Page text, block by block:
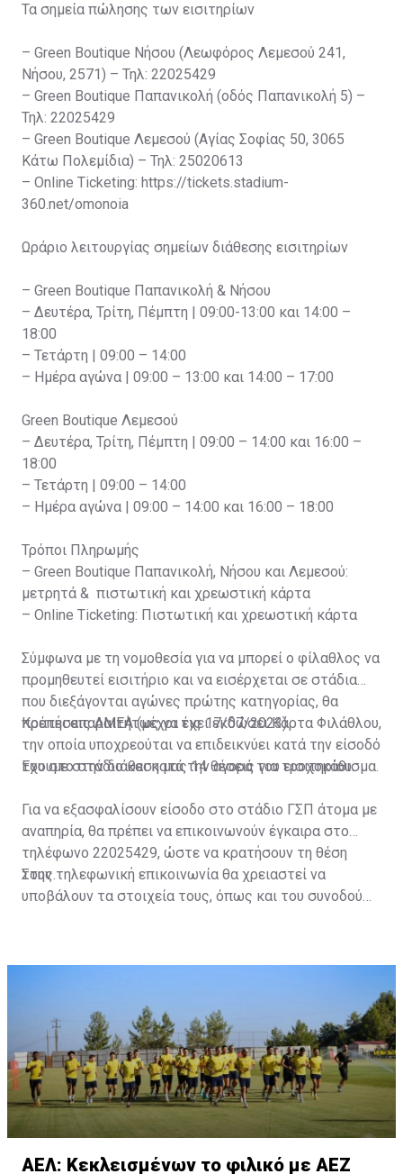
Τα σημεία πώλησης των εισιτηρίων
– Green Boutique Νήσου (Λεωφόρος Λεμεσού 241,
Νήσου, 2571) – Τηλ: 22025429
– Green Boutique Παπανικολή (οδός Παπανικολή 5) –
Τηλ: 22025429
– Green Boutique Λεμεσού (Αγίας Σοφίας 50, 3065
Κάτω Πολεμίδια) – Τηλ: 25020613
– Online Ticketing: https://tickets.stadium-
360.net/omonoia
Ωράριο λειτουργίας σημείων διάθεσης εισιτηρίων
– Green Boutique Παπανικολή & Νήσου
– Δευτέρα, Τρίτη, Πέμπτη | 09:00-13:00 και 14:00 –
18:00
– Τετάρτη | 09:00 – 14:00
– Ημέρα αγώνα | 09:00 – 13:00 και 14:00 – 17:00
Green Boutique Λεμεσού
– Δευτέρα, Τρίτη, Πέμπτη | 09:00 – 14:00 και 16:00 –
18:00
– Τετάρτη | 09:00 – 14:00
– Ημέρα αγώνα | 09:00 – 14:00 και 16:00 – 18:00
Τρόποι Πληρωμής
– Green Boutique Παπανικολή, Νήσου και Λεμεσού:
μετρητά & πιστωτική και χρεωστική κάρτα
– Online Ticketing: Πιστωτική και χρεωστική κάρτα
Σύμφωνα με τη νομοθεσία για να μπορεί ο φίλαθλος να
προμηθευτεί εισιτήριο και να εισέρχεται σε στάδια
που διεξάγονται αγώνες πρώτης κατηγορίας, θα
πρέπει απαραιτήτως να έχει εκδώσει Κάρτα Φιλάθλου,
την οποία υποχρεούται να επιδεικνύει κατά την είσοδό
του στο στάδιο και κατά την αγορά του εισιτηρίου.
Κρατήσεις ΑΜΕΑ (μέχρι τις 17/07/2023)
Έχουμε στην διάθεση μας 14 θέσεις για τροχοκάθισμα.
Για να εξασφαλίσουν είσοδο στο στάδιο ΓΣΠ άτομα με
αναπηρία, θα πρέπει να επικοινωνούν έγκαιρα στο
τηλέφωνο 22025429, ώστε να κρατήσουν τη θέση
τους.
Στην τηλεφωνική επικοινωνία θα χρειαστεί να
υποβάλουν τα στοιχεία τους, όπως και του συνοδού
κάρτα ΑμεΑ και αριθμός κάρτας φιλάθλου του
ΑΕΛ: Κεκλεισμένων το φιλικό με ΑΕΖ